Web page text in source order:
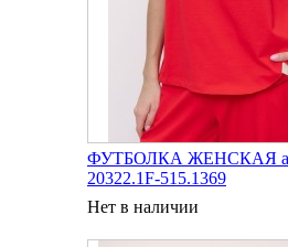
ФУТБОЛКА ЖЕНСКАЯ
20322.1F-515.1369
Нет в наличии